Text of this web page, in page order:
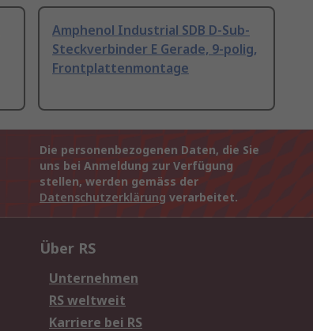
Amphenol Industrial SDB D-Sub-
Steckverbinder E Gerade, 9-polig,
Frontplattenmontage
Die personenbezogenen Daten, die Sie
uns bei Anmeldung zur Verfügung
stellen, werden gemäss der
Datenschutzerklärung verarbeitet.
Über RS
Unternehmen
RS weltweit
Karriere bei RS